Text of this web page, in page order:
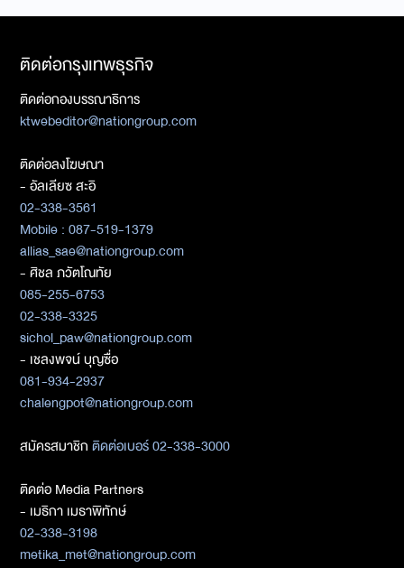
ติดต่อกรุงเทพธุรกิจ
ติดต่อกองบรรณาธิการ
ktwebeditor@nationgroup.com
ติดต่อลงโฆษณา
- อัลเลียซ สะอิ
02-338-3561
Mobile : 087-519-1379
allias_sae@nationgroup.com
- ศิชล ภวัตโณทัย
085-255-6753
02-338-3325
sichol_paw@nationgroup.com
- เชลงพจน์ บุญซื่อ
081-934-2937
chalengpot@nationgroup.com
สมัครสมาชิกติดต่อเบอร์ 02-338-3000
ติดต่อ Media Partners
- เมธิกา เมธาพิทักษ์
02-338-3198
metika_met@nationgroup.com